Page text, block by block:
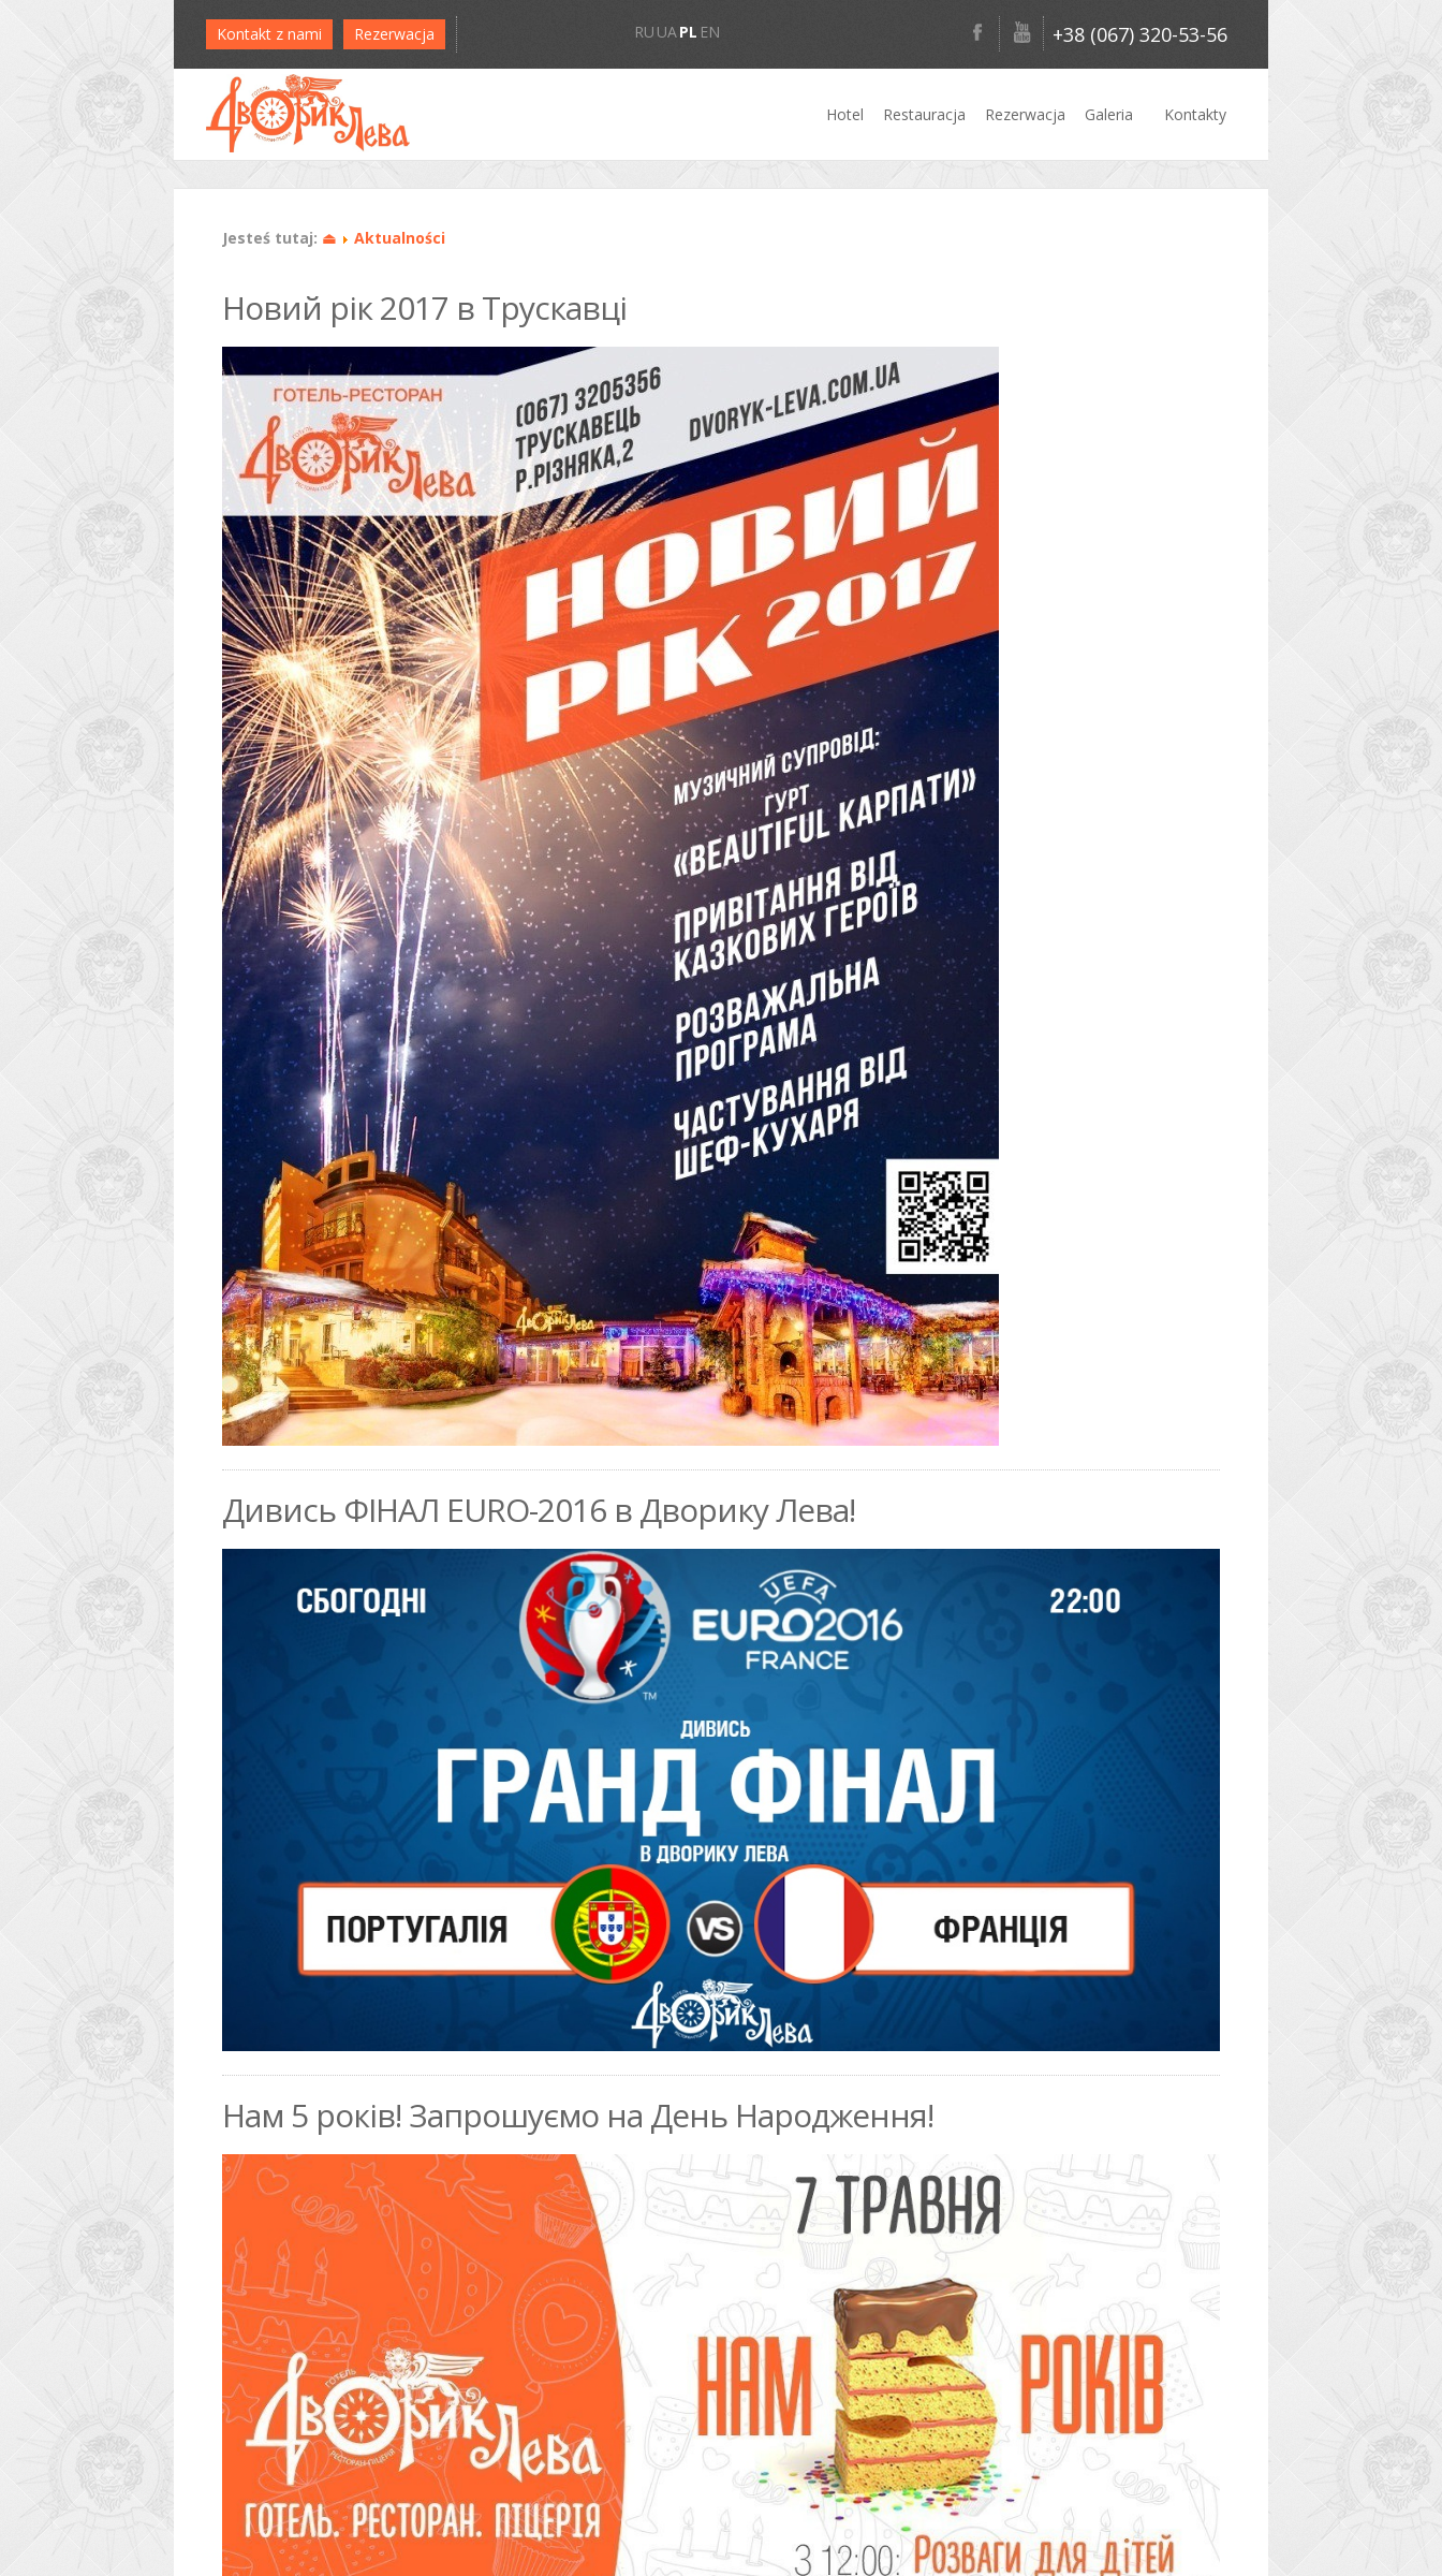
Kontakt z nami Rezerwacja RU UAPL EN +38 (067) 320-53-56
Hotel Restauracja Rezerwacja Galeria Kontakty
Jesteś tutaj: ⏏ Aktualności
Новий рік 2017 в Трускавці
Дивись ФІНАЛ EURO-2016 в Дворику Лева!
Нам 5 років! Запрошуємо на День Народження!